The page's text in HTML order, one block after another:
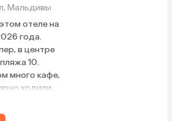
Мальдивы
отеле на
года.
в центре
10.
много кафе,
ходили,
ходьбы